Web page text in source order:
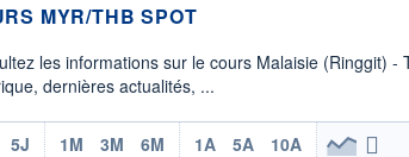
MYR/THB SPOT
les informations sur le cours Malaisie (Ringgit)
dernières actualités, ...
5J 1M 3M 6M 1A 5A 10A